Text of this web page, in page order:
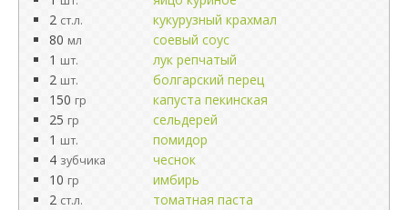
2 ст.л.
кукурузный крахмал
80 мл
соевый соус
1 шт.
лук репчатый
2 шт.
болгарский перец
150 гр
капуста пекинская
25 гр
сельдерей
1 шт.
помидор
4 зубчика
чеснок
10 гр
имбирь
2 ст.л.
томатная паста